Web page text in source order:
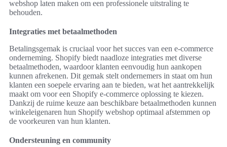
webshop laten maken om een professionele uitstraling te
behouden.
Integraties met betaalmethoden
Betalingsgemak is cruciaal voor het succes van een e-commerce
onderneming. Shopify biedt naadloze integraties met diverse
betaalmethoden, waardoor klanten eenvoudig hun aankopen
kunnen afrekenen. Dit gemak stelt ondernemers in staat om hun
klanten een soepele ervaring aan te bieden, wat het aantrekkelijk
maakt om voor een Shopify e-commerce oplossing te kiezen.
Dankzij de ruime keuze aan beschikbare betaalmethoden kunnen
winkeleigenaren hun Shopify webshop optimaal afstemmen op
de voorkeuren van hun klanten.
Ondersteuning en community